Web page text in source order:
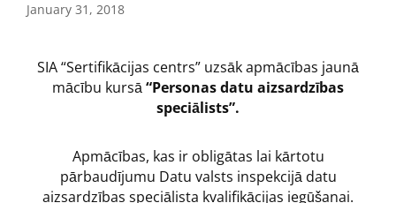
January 31, 2018
SIA “Sertifikācijas centrs” uzsāk apmācības jaunā
mācību kursā“Personas datu aizsardzības
speciālists”.
Apmācības, kas ir obligātas lai kārtotu
pārbaudījumu Datu valsts inspekcijā datu
aizsardzības speciālista kvalifikācijas iegūšanai.